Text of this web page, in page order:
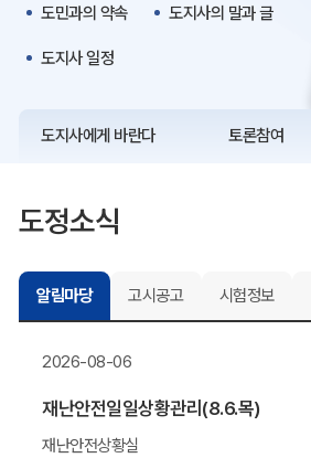
정보공개
도민과의 약속 도지사의 말과 글
도지사 일정
도지사에게 바란다 토론참여
도정소식
알림마당 고시공고 시험정보
2026-08-06
재난안전일일상황관리(8.6.목)
재난안전상황실